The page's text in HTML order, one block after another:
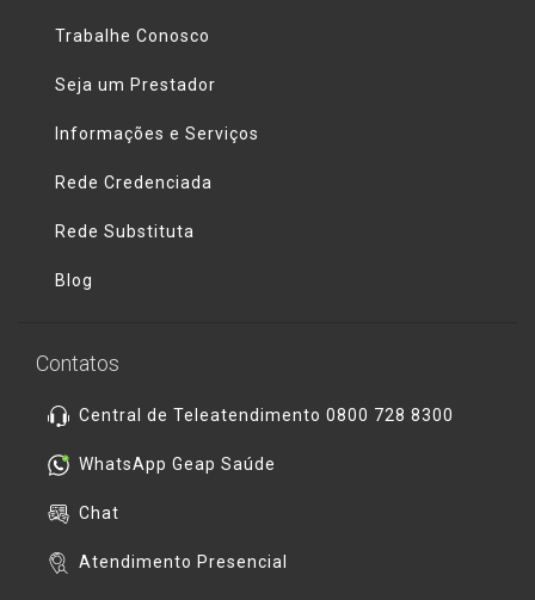
Trabalhe Conosco
Seja um Prestador
Informações e Serviços
Rede Credenciada
Rede Substituta
Blog
Contatos
Central de Teleatendimento 0800 728 8300
WhatsApp Geap Saúde
Chat
Atendimento Presencial